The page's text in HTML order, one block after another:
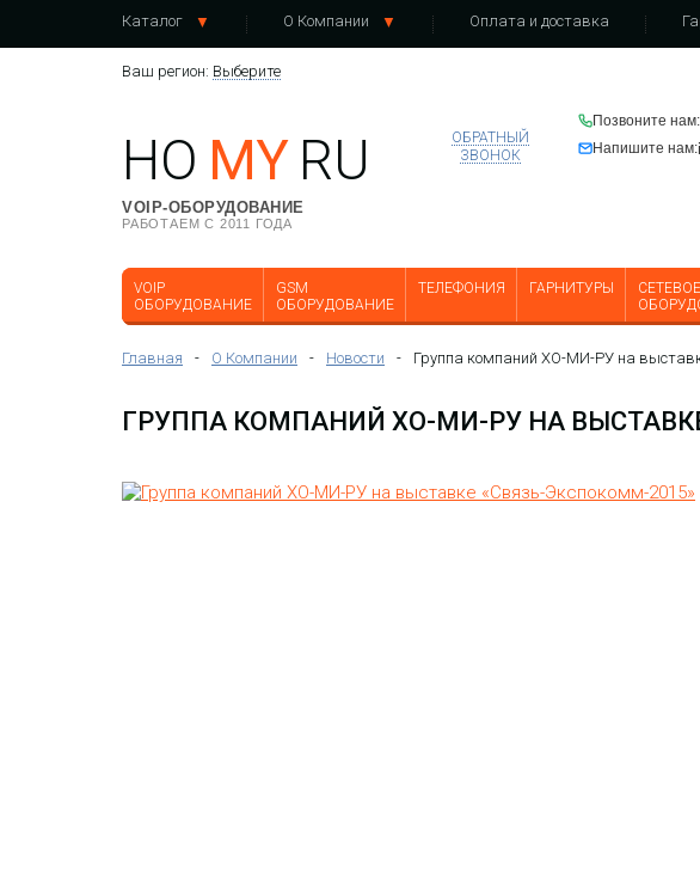
Каталог О Компании Оплата и доставка
Ваш регион: Выберите
HO MY RU
VOIP-ОБОРУДОВАНИЕ
РАБОТАЕМ С 2011 ГОДА
Позвоните нам:
Напишите нам:
ОБРАТНЫЙ
ЗВОНОК
VOIP
ОБОРУДОВАНИЕ
GSM
ОБОРУДОВАНИЕ
ТЕЛЕФОНИЯ ГАРНИТУРЫ
СЕТЕВОЕ
Главная - О Компании - Новости - Группа компаний ХО-МИ-РУ на
ГРУППА КОМПАНИЙ ХО-МИ-РУ НА